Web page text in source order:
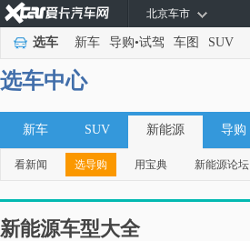
北京车市
选车 新车 导购•试驾 车图 SUV
选车中心
新车 SUV 新能源 导购
看新闻 选导购 用宝典 新能源论坛
新能源车型大全